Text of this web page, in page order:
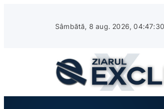
Sâmbătă, 8 aug. 2026, 04:47:31